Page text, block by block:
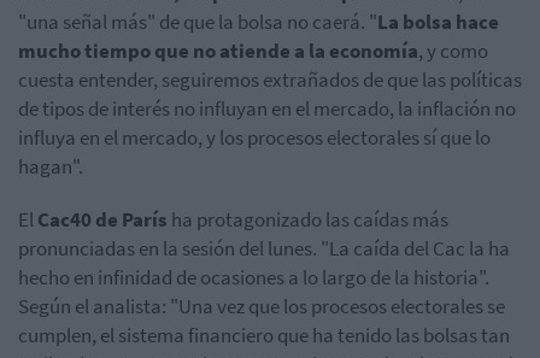
"una señal más" de que la bolsa no caerá. "La bolsa hace
mucho tiempo que no atiende a la economía, y como
cuesta entender, seguiremos extrañados de que las políticas
de tipos de interés no influyan en el mercado, la inflación no
influya en el mercado, y los procesos electorales sí que lo
hagan".
ElCac40 de París ha protagonizado las caídas más
pronunciadas en la sesión del lunes. "La caída del Cac la ha
hecho en infinidad de ocasiones a lo largo de la historia".
Según el analista: "Una vez que los procesos electorales se
cumplen, el sistema financiero que ha tenido las bolsas tan